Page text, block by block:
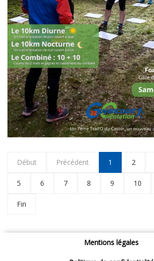
Début Précédent 1 2
5 6 7 8 9 10
Fin
Mentions légales